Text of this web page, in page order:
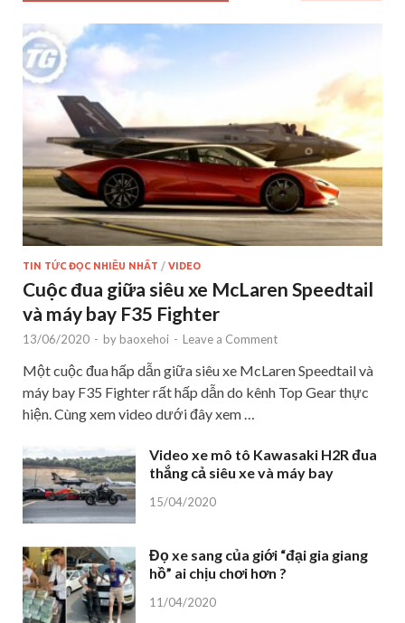
TIN TỨC ĐỌC NHIỀU NHẤT / VIDEO
Cuộc đua giữa siêu xe McLaren Speedtail
và máy bay F35 Fighter
13/06/2020 - by baoxehoi - Leave a Comment
Một cuộc đua hấp dẫn giữa siêu xe McLaren Speedtail và
máy bay F35 Fighter rất hấp dẫn do kênh Top Gear thực
hiện. Cùng xem video dưới đây xem …
Video xe mô tô Kawasaki H2R đua
thắng cả siêu xe và máy bay
15/04/2020
Đọ xe sang của giới “đại gia giang
hồ” ai chịu chơi hơn ?
11/04/2020